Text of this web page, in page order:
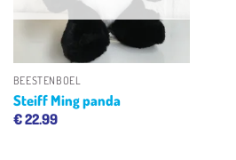
BEESTENBOEL
Steiff Ming panda
€22.99